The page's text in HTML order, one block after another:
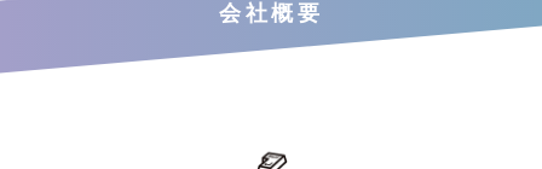
会社概要